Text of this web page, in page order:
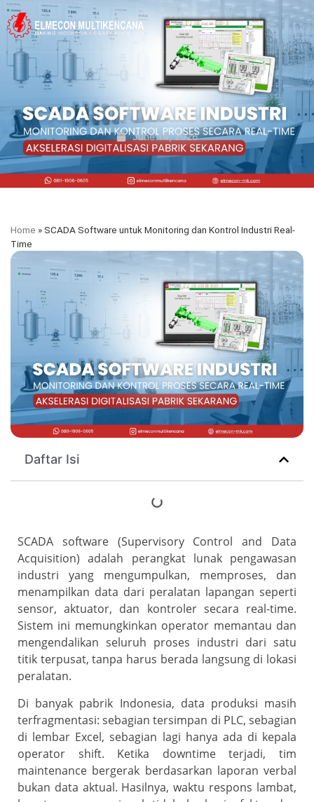
June 14, 2026
Home »SCADA Software untuk Monitoring dan Kontrol Industri Real-
Time
Daftar Isi
SCADA software (Supervisory Control and Data
Acquisition) adalah perangkat lunak pengawasan
industri yang mengumpulkan, memproses, dan
menampilkan data dari peralatan lapangan seperti
sensor, aktuator, dan kontroler secara real-time.
Sistem ini memungkinkan operator memantau dan
mengendalikan seluruh proses industri dari satu
titik terpusat, tanpa harus berada langsung di lokasi
peralatan.
Di banyak pabrik Indonesia, data produksi masih
terfragmentasi: sebagian tersimpan di PLC, sebagian
di lembar Excel, sebagian lagi hanya ada di kepala
operator shift. Ketika downtime terjadi, tim
maintenance bergerak berdasarkan laporan verbal
bukan data aktual. Hasilnya, waktu respons lambat,